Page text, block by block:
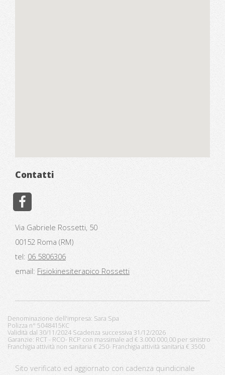
Contatti
Via Gabriele Rossetti, 50
00152 Roma (RM)
tel: 06 5806306
email: Fisiokinesiterapico Rossetti
Denominazione dell'impresa: Sara Spa
Polizza n° 5048415KC
Validità dal 30/11/2024 Scadenza successiva 31/12/2026
Garanzie: RCT - RCO- RCP con massimale ad € 3.000.000,00 per sinistro
Franchigia attività non sanitaria € 250- Franchigia attività sanitaria € 3500
Sito verificato ed aggiornato con cadenza quindicinale